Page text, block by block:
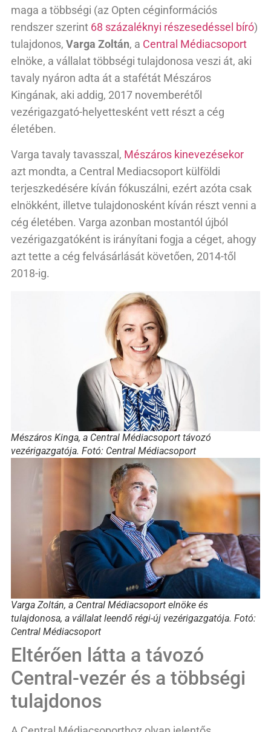
maga a többségi (az Opten céginformációs
rendszer szerint 68 százaléknyi részesedéssel bíró)
tulajdonos, Varga Zoltán, a Central Médiacsoport
elnöke, a vállalat többségi tulajdonosa veszi át, aki
tavaly nyáron adta át a stafétát Mészáros
Kingának, aki addig, 2017 novemberétől
vezérigazgató-helyettesként vett részt a cég
életében.
Varga tavaly tavasszal, Mészáros kinevezésekor
azt mondta, a Central Mediacsoport külföldi
terjeszkedésére kíván fókuszálni, ezért azóta csak
elnökként, illetve tulajdonosként kíván részt venni a
cég életében. Varga azonban mostantól újból
vezérigazgatóként is irányítani fogja a céget, ahogy
azt tette a cég felvásárlását követően, 2014-től
2018-ig.
Mészáros Kinga, a Central Médiacsoport távozó
vezérigazgatója. Fotó: Central Médiacsoport
Varga Zoltán, a Central Médiacsoport elnöke és
tulajdonosa, a vállalat leendő régi-új vezérigazgatója. Fotó:
Central Médiacsoport
Eltérően látta a távozó
Central-vezér és a többségi
tulajdonos